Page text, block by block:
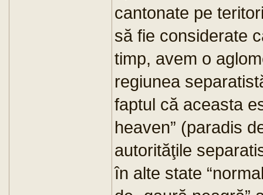
cantonate pe
să fie considerate
timp, avem o
regiunea
faptul că aceasta
heaven” (paradis
autorităţile
în alte state